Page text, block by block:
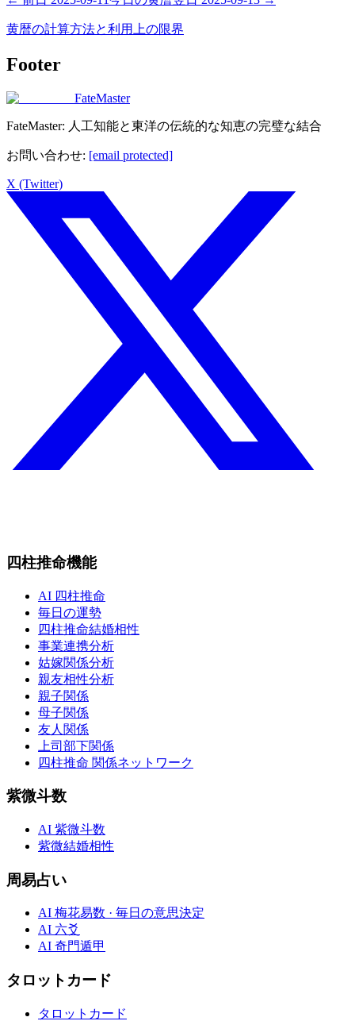
黄暦の計算方法と利用上の限界
Footer
FateMaster
FateMaster: 人工知能と東洋の伝統的な知恵の完璧な結合
お問い合わせ: [email protected]
X (Twitter)
四柱推命機能
AI 四柱推命
毎日の運勢
四柱推命結婚相性
事業連携分析
姑嫁関係分析
親友相性分析
親子関係
母子関係
友人関係
上司部下関係
四柱推命 関係ネットワーク
紫微斗数
AI 紫微斗数
紫微結婚相性
周易占い
AI 梅花易数 · 毎日の意思決定
AI 六爻
AI 奇門遁甲
タロットカード
タロットカード